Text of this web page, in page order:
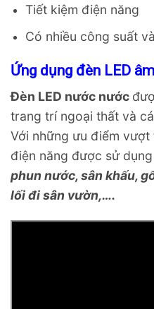
Tiết kiệm điện năng
Có nhiều công suất
Ứng dụng đèn LED
Đèn LED nước nước
trang trí ngoại thất và
Với những ưu điểm
điện năng được sử
phun nước, sân khấu,
lối đi sân vườn,….